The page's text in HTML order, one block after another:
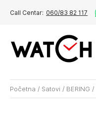
Call Centar: 060/83 82 117
Početna / Satovi / BERING /